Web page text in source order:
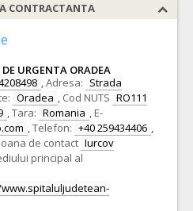
CONTRACTANTA
URGENTA ORADEA
,Adresa: Strada
Oradea , Cod NUTS RO111
,Tara: Romania , E-
,Telefon: +40 259434406 ,
de contact Iurcov
principal al